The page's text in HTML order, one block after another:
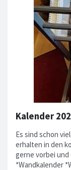
Kalender
Es sind schon
erhalten in den
gerne vorbei
*Wandkalender